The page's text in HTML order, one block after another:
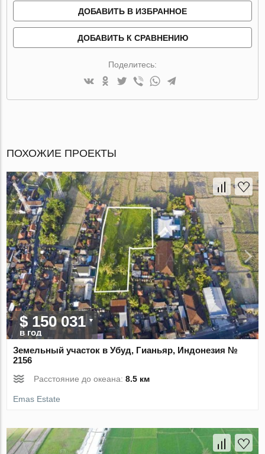
ДОБАВИТЬ В ИЗБРАННОЕ
ДОБАВИТЬ К СРАВНЕНИЮ
Поделитесь:
ПОХОЖИЕ ПРОЕКТЫ
$ 150 031
в год
Земельный участок в Убуд, Гианьяр, Индонезия №
2156
Расстояние до океана:8.5 км
Emas Estate